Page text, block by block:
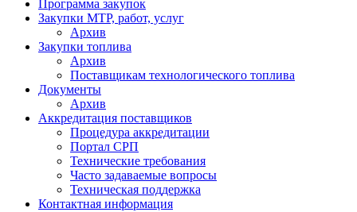
Программа закупок
Закупки МТР, работ, услуг
Архив
Закупки топлива
Архив
Поставщикам технологического топлива
Документы
Архив
Аккредитация поставщиков
Процедура аккредитации
Портал СРП
Технические требования
Часто задаваемые вопросы
Техническая поддержка
Контактная информация